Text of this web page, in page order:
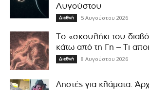
Αυγούστου
Διεθνή 5 Αυγούστου 2026
Το «σκουλήκι του
κάτω από τη Γη – Τι
Διεθνή 8 Αυγούστου 2026
Ληστές για κλάματα: